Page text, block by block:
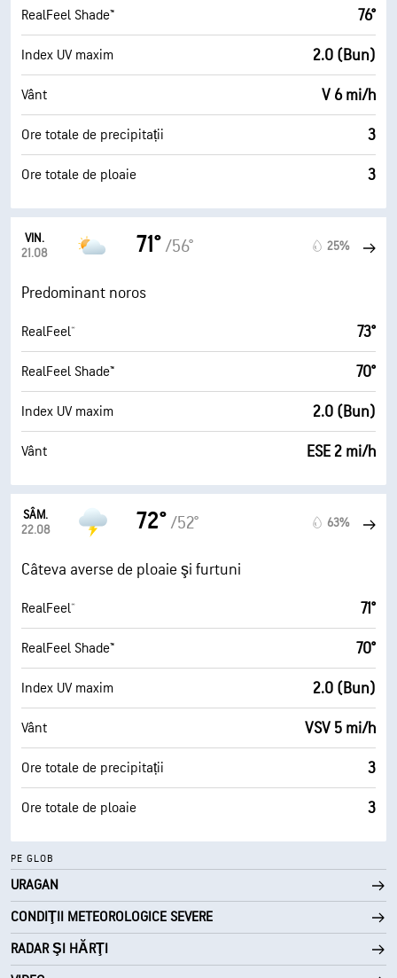
RealFeel Shade™ 76°
Index UV maxim 2.0 (Bun)
Vânt V 6 mi/h
Ore totale de precipitații 3
Ore totale de ploaie 3
VIN.
21.08
71° /56° 25%
Predominant noros
RealFeel® 73°
RealFeel Shade™ 70°
Index UV maxim 2.0 (Bun)
Vânt ESE 2 mi/h
SÂM.
22.08
72° /52° 63%
Câteva averse de ploaie şi furtuni
RealFeel® 71°
RealFeel Shade™ 70°
Index UV maxim 2.0 (Bun)
Vânt VSV 5 mi/h
Ore totale de precipitații 3
Ore totale de ploaie 3
PE GLOB
URAGAN
CONDIŢII METEOROLOGICE SEVERE
RADAR ŞI HĂRŢI